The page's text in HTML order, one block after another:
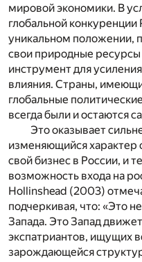
мировой экономики. В
глобальной конкуренции
уникальном положении,
свои природные ресурсы
инструмент для
влияния. Страны,
глобальные
всегда были и остаются
Это оказывает
изменяющийся характер
свой бизнес в России, и
возможность входа на
Hollinshead (2003)
подчеркивая, что: «Это
Запада. Это Запад
экспатриантов, ищущих
зарождающейся